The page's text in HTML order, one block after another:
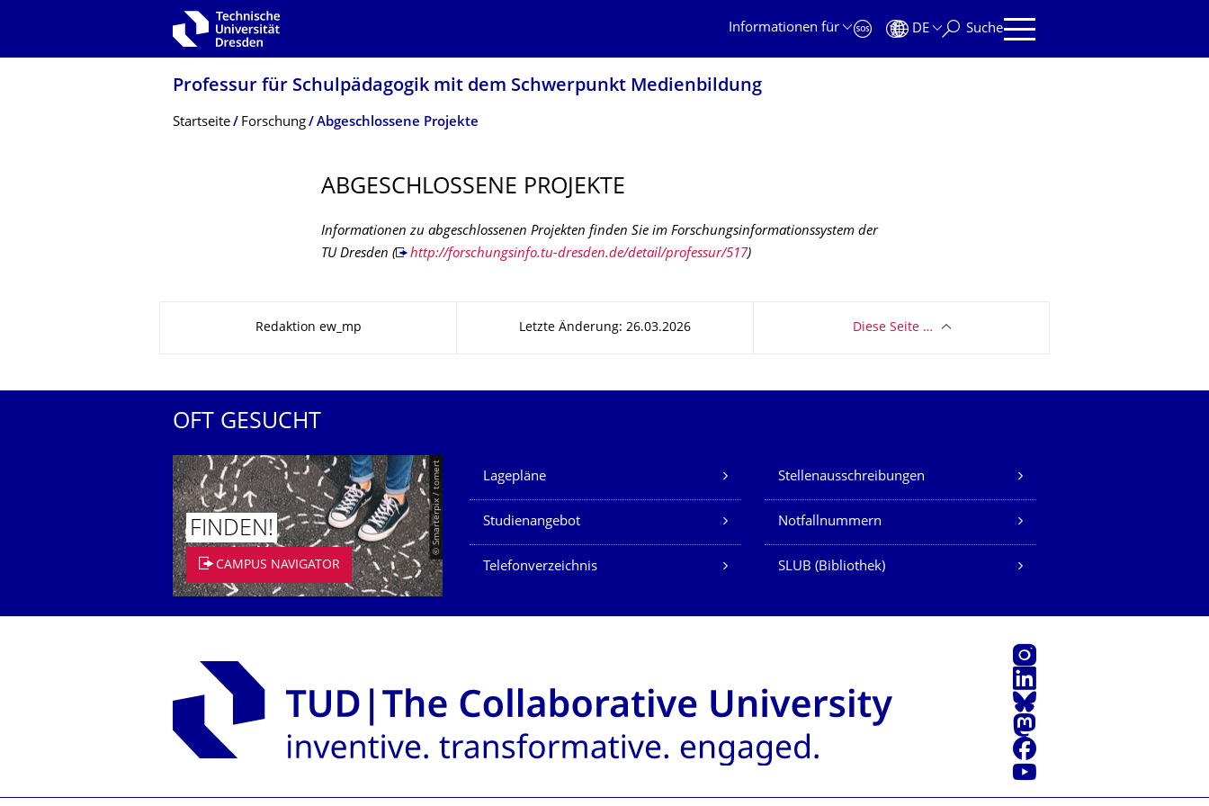
Zur Hauptnavigation springen
Informationen für
DE Suche
Professur für Schulpädagogik mit dem Schwerpunkt Medienbildung
Breadcrumb-Menü
Startseite Forschung Abgeschlossene Projekte
ABGESCHLOSSENE PROJEKTE
Informationen zu abgeschlossenen Projekten finden Sie im Forschungsinformationssystem der
TU Dresden (
http://forschungsinfo.tu-dresden.de/detail/professur/517)
Redaktion ew_mp Letzte Änderung: 26.03.2026 Diese Seite …
OFT GESUCHT
© Smarterpix / tomert
FINDEN!
CAMPUS NAVIGATOR
Unsere Dienste
Lagepläne Stellenausschreibungen
Studienangebot Notfallnummern
Telefonverzeichnis SLUB (Bibliothek)
Instagram
LinkedIn
Bluesky
Mastodon
Facebook
Youtube